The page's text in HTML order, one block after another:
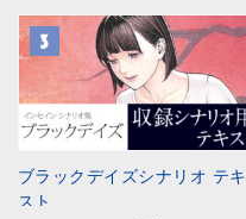
ブラックデイズシナリオ テキ
スト